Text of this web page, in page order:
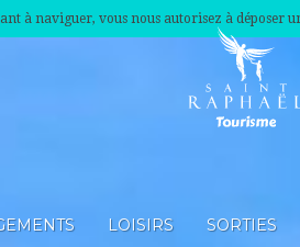
à naviguer, vous nous autorisez à déposer
LOISIRS SORTIES